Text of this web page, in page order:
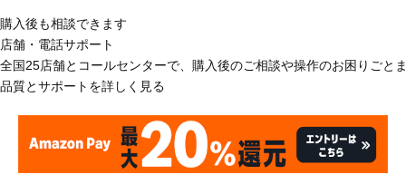
購入後も相談できます
店舗・電話サポート
全国25店舗とコールセンターで、購入後のご相談や操作のお困りごと
品質とサポートを詳しく見る